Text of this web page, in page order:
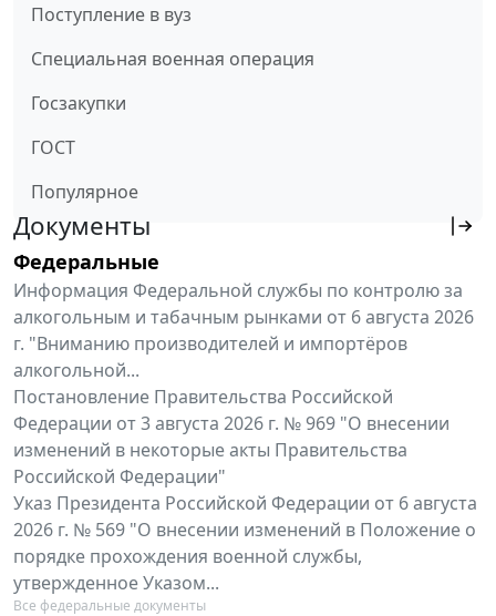
Поступление в вуз
Специальная военная операция
Госзакупки
ГОСТ
Популярное
Документы
Федеральные
Информация Федеральной службы по контролю за
алкогольным и табачным рынками от 6 августа 2026
г. "Вниманию производителей и импортёров
алкогольной...
Постановление Правительства Российской
Федерации от 3 августа 2026 г. № 969 "О внесении
изменений в некоторые акты Правительства
Российской Федерации"
Указ Президента Российской Федерации от 6 августа
2026 г. № 569 "О внесении изменений в Положение о
порядке прохождения военной службы,
утвержденное Указом...
Все федеральные документы